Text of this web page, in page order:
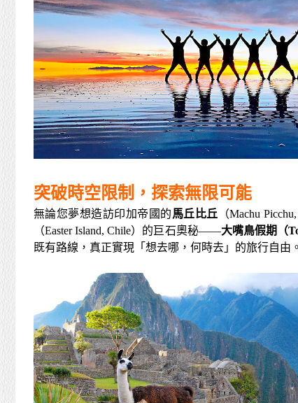
突破時空限制，探索無限可能
無論您夢想造訪印加帝國的馬丘比丘 （Machu
（Easter Island, Chile）的巨石奧秘——大嘴鳥假期（
既有路線，真正實現「想去哪，何時去」的旅行自由。